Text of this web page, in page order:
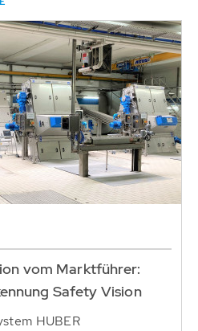
vom Marktführer:
Safety Vision
HUBER